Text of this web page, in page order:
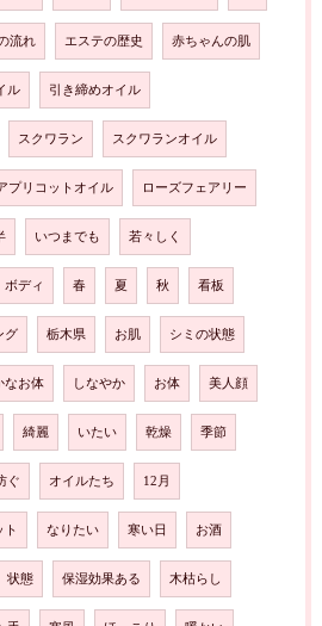
流れ エステの歴史 赤ちゃんの肌
ル 引き締めオイル
スクワラン スクワランオイル
プリコットオイル ローズフェアリー
いつまでも 若々しく
ボディ 春 夏 秋 看板
グ 栃木県 お肌 シミの状態
なお体 しなやか お体 美人顔
綺麗 いたい 乾燥 季節
ぐ オイルたち 12月
ト なりたい 寒い日 お酒
状態 保湿効果ある 木枯らし